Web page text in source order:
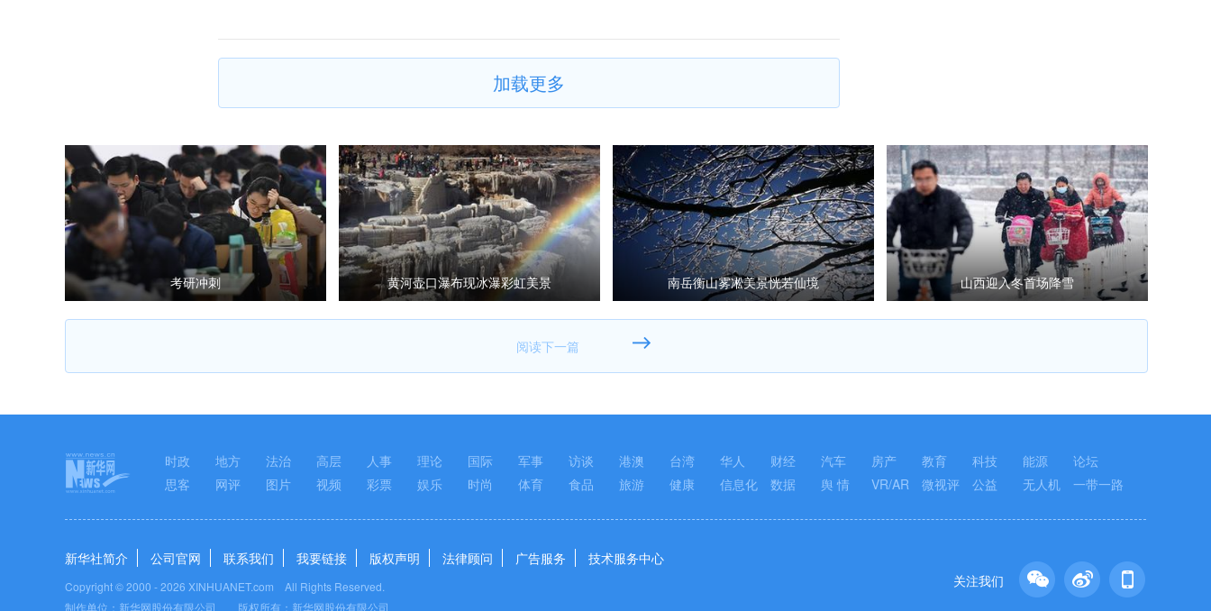
加载更多
考研冲刺 黄河壶口瀑布现冰瀑彩虹美景 南岳衡山雾凇美景恍若仙境 山西迎入冬首场降雪
时政 地方 法治 高层 人事 理论 国际 军事 访谈 港澳 台湾 华人 财经 汽车 房产 教育 科技 能源
论坛
思客
网评 图片 视频 彩票 娱乐 时尚 体育 食品 旅游 健康 信息化 数据 舆 情 VR/AR 微视评 公益 无人机 一带一路
关注我们
新华社简介 公司官网 联系我们 我要链接 版权声明 法律顾问 广告服务 技术服务中心
Copyright © 2000 -2026 XINHUANET.com All Rights Reserved.
制作单位：新华网股份有限公司 版权所有：新华网股份有限公司